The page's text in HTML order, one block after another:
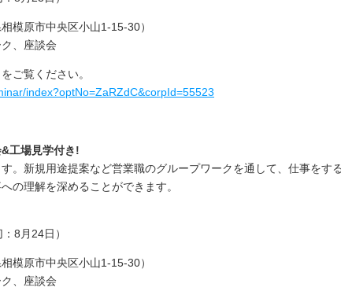
模原市中央区小山1-15-30）
、座談会
ご覧ください。
index?optNo=ZaRZdC&corpId=55523
&工場見学付き!
。新規用途提案など営業職のグループワークを通して、仕事をす
の理解を深めることができます。
8 月 24日）
模原市中央区小山1-15-30）
、座談会